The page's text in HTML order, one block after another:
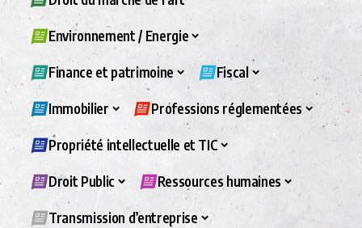
Environnement / Energie
Finance et patrimoine Fiscal
Immobilier Professions réglementées
Propriété intellectuelle et TIC
Droit Public Ressources humaines
Transmission d’entreprise